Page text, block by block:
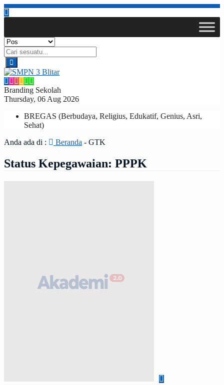
Branding Sekolah
Thursday, 06 Aug 2026
BREGAS (Berbudaya, Religius, Edukatif, Genius, Asri,
Sehat)
Anda ada di :
Beranda - GTK
Status Kepegawaian: PPPK